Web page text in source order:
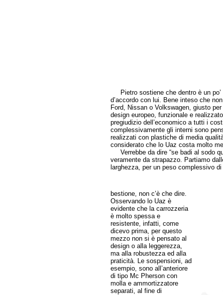
Pietro sostiene che dentro è un po’
d’accordo con lui. Bene inteso che
Ford, Nissan o Volkswagen, giusto
design europeo, funzionale e
pregiudizio dell’economico a tutti i
complessivamente gli interni sono
realizzati con plastiche di media
considerato che lo Uaz costa molto
Verrebbe da dire “se badi al sodo
veramente da strapazzo. Partiamo
larghezza, per un peso complessivo
bestione, non c’è che dire.
Osservando lo Uaz è
evidente che la carrozzeria
è molto spessa e
resistente, infatti, come
dicevo prima, per questo
mezzo non si è pensato al
design o alla leggerezza,
ma alla robustezza ed alla
praticità. Le sospensioni, ad
esempio, sono all’anteriore
di tipo Mc Pherson con
molla e ammortizzatore
separati, al fine di